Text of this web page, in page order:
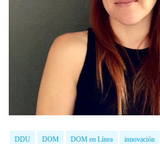
DDU DOM DOM en Línea innovación